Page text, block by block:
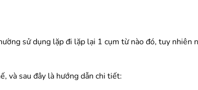
sử dụng lặp đi lặp lại 1 cụm từ nào đó, tuy nhiên
và sau đây là hướng dẫn chi tiết: